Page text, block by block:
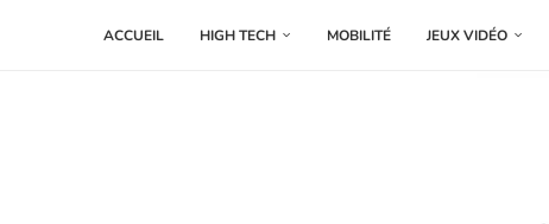
ACCUEIL HIGH TECH MOBILITÉ JEUX VIDÉO